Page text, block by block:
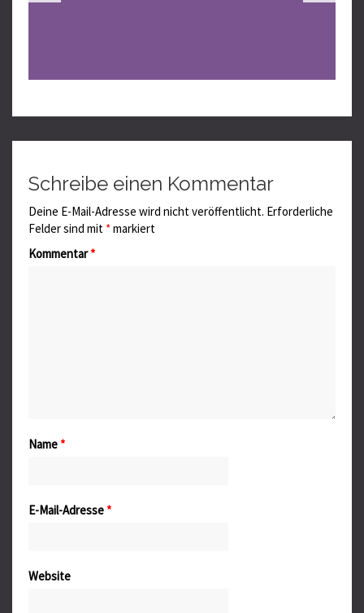
Schreibe einen Kommentar
Deine E-Mail-Adresse wird nicht veröffentlicht. Erforderliche
Felder sind mit *markiert
Kommentar*
Name *
E-Mail-Adresse *
Website